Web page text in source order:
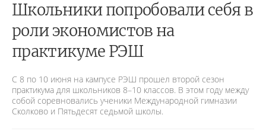
Школьники попробовали себя в
роли экономистов на
практикуме РЭШ
С 8 по 10 июня на кампусе РЭШ прошел второй сезон
практикума для школьников 8–10 классов. В этом году между
собой соревновались ученики Международной гимназии
Сколково и Пятьдесят седьмой школы.